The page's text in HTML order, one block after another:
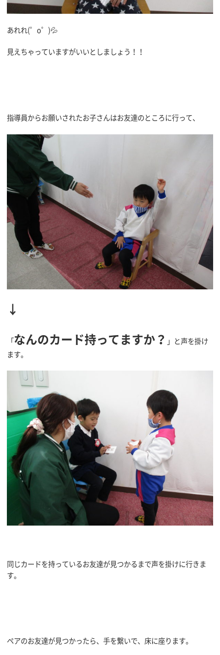
あれれ(゜o゜)💦
見えちゃっていますがいいとしましょう！！
指導員からお願いされたお子さんはお友達のところに行って、
↓
「なんのカード持ってますか？ 」と声を掛け
ます。
同じカードを持っているお友達が見つかるまで声を掛けに行きま
す。
ペアのお友達が見つかったら、手を繋いで、床に座ります。